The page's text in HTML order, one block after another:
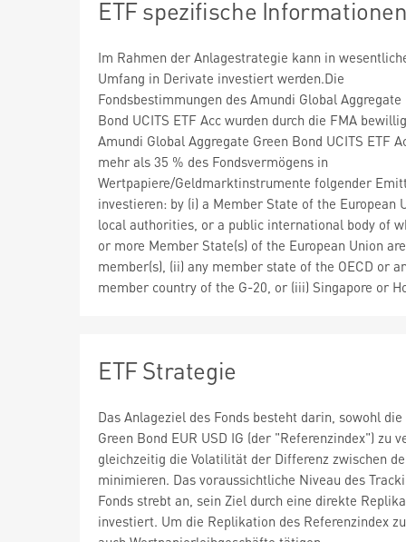
ETF spezifische
Im Rahmen der Anlagestrategie kann in
Umfang in Derivate investiert werden.Die
Fondsbestimmungen des Amundi Global Aggregate
Bond UCITS ETF Acc wurden durch die FMA
Amundi Global Aggregate Green Bond UCITS ETF
mehr als 35 % des Fondsvermögens in
Wertpapiere/Geldmarktinstrumente folgender
investieren: by (i) a Member State of the European
local authorities, or a public international body of
or more Member State(s) of the European Union are
member(s), (ii) any member state of the OECD or
member country of the G-20, or (iii) Singapore or
ETF Strategie
Das Anlageziel des Fonds besteht darin, sowohl
Green Bond EUR USD IG (der "Referenzindex")
gleichzeitig die Volatilität der Differenz zwischen
minimieren. Das voraussichtliche Niveau des
Fonds strebt an, sein Ziel durch eine direkte
investiert. Um die Replikation des Referenzindex